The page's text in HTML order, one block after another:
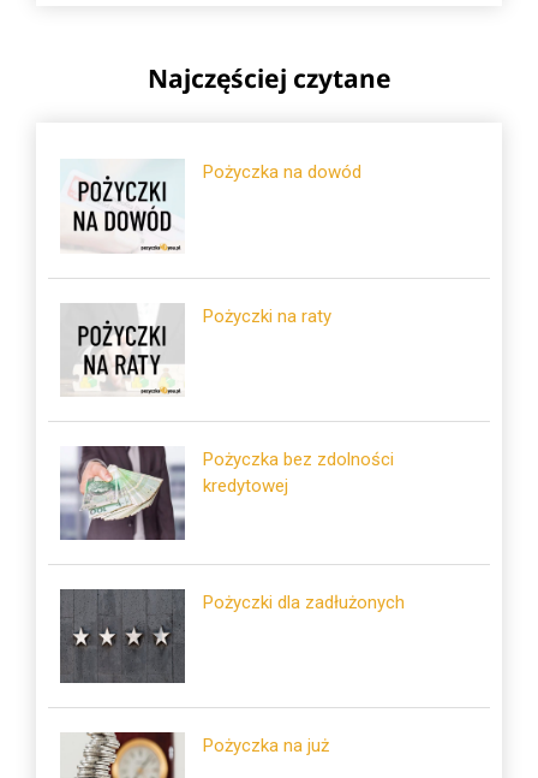
Najczęściej czytane
Pożyczka na dowód
Pożyczki na raty
Pożyczka bez zdolności
kredytowej
Pożyczki dla zadłużonych
Pożyczka na już